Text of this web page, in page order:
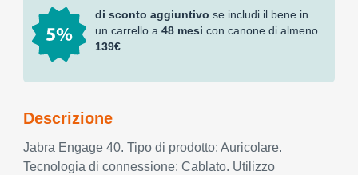
di sconto aggiuntivo se includi il bene in
un carrello a 48 mesi con canone di almeno
139€
Descrizione
Jabra Engage 40. Tipo di prodotto: Auricolare.
Tecnologia di connessione: Cablato. Utilizzo